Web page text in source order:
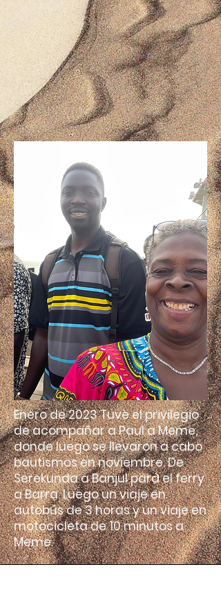
Enero de 2023 Tuve el privilegio
de acompañar a Paul a Meme,
donde luego se llevaron a cabo
bautismos en noviembre. De
Serekunda a Banjul para el ferry
a Barra. Luego un viaje en
autobús de 3 horas y un viaje en
motocicleta de 10 minutos a
Meme.